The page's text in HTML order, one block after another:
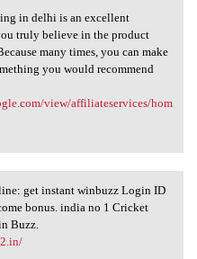
in delhi
in delhi is an excellent
truly believe in the product
many times, you can make
you would recommend
view/affiliateservices/hom
get
get instant winbuzz Login ID
bonus. india no 1 Cricket
Buzz.